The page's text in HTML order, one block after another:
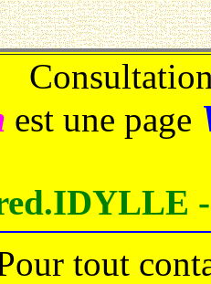
est une page
tout